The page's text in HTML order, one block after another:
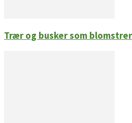
Trær og busker som